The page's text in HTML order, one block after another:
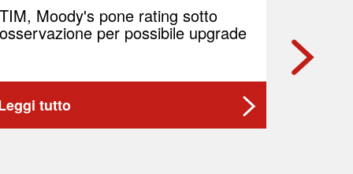
TIM, Moody's pone rating sotto
osservazione per possibile upgrade
tutto